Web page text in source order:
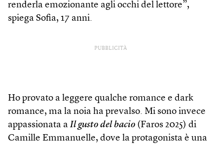
renderla emozionante agli occhi del lettore”,
spiega Sofia, 17 anni.
PUBBLICITÀ
Ho provato a leggere qualche romance e dark
romance, ma la noia ha prevalso. Mi sono invece
appassionata a Il gusto del bacio (Faros 2025) di
Camille Emmanuelle, dove la protagonista è una